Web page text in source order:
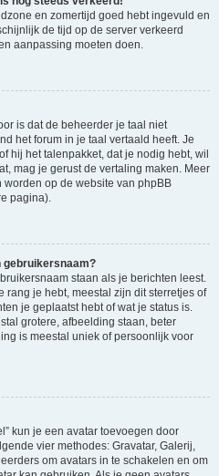
en zomertijd goed hebt ingevuld en
de tijd op de server verkeerd
aanpassing moeten doen.
is dat de beheerder je taal niet
het forum in je taal vertaald heeft. Je
hij het talenpakket, dat je nodig hebt, wil
mag je gerust de vertaling maken. Meer
op de website van phpBB
pagina).
gebruikersnaam?
staan als je berichten leest.
rang je hebt, meestal zijn dit sterretjes of
je geplaatst hebt of wat je status is.
grotere, afbeelding staan, beter
is meestal uniek of persoonlijk voor
kun je een avatar toevoegen door
vier methodes: Gravatar, Galerij,
om avatars in te schakelen en om